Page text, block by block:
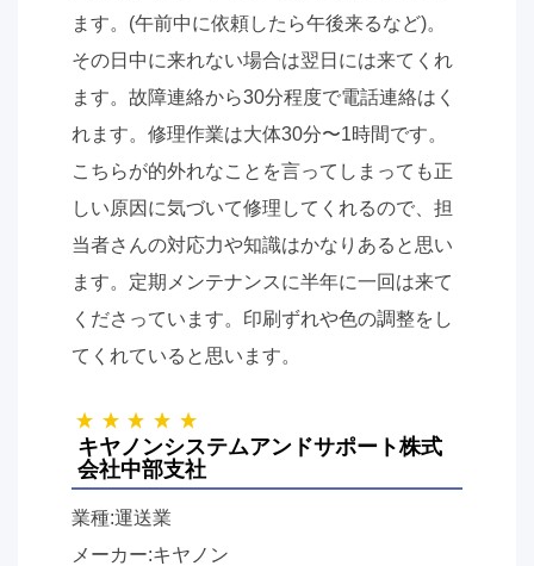
ます。(午前中に依頼したら午後来るなど)。
その日中に来れない場合は翌日には来てくれ
ます。故障連絡から30分程度で電話連絡はく
れます。修理作業は大体30分〜1時間です。
こちらが的外れなことを言ってしまっても正
しい原因に気づいて修理してくれるので、担
当者さんの対応力や知識はかなりあると思い
ます。定期メンテナンスに半年に一回は来て
くださっています。印刷ずれや色の調整をし
てくれていると思います。
キヤノンシステムアンドサポート株式
会社中部支社
業種:運送業
メーカー:キヤノン